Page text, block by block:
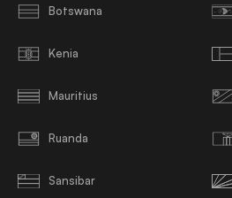
Botswana
Kenia
Mauritius
Ruanda
Sansibar